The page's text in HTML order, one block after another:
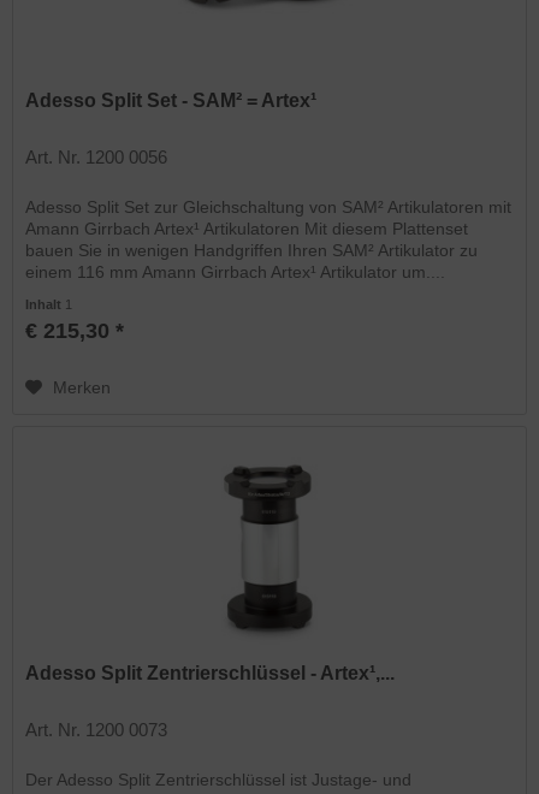
Adesso Split Set - SAM² = Artex¹
Art. Nr. 1200 0056
Adesso Split Set zur Gleichschaltung von SAM² Artikulatoren mit
Amann Girrbach Artex¹ Artikulatoren Mit diesem Plattenset
bauen Sie in wenigen Handgriffen Ihren SAM² Artikulator zu
einem 116 mm Amann Girrbach Artex¹ Artikulator um....
Inhalt 1
€ 215,30 *
Merken
Adesso Split Zentrierschlüssel - Artex¹,...
Art. Nr. 1200 0073
Der Adesso Split Zentrierschlüssel ist Justage- und